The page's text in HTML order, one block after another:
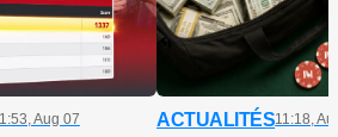
Aug 07 ACTUALITÉS11:18,